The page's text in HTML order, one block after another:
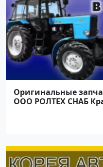
Оригинальные
ООО РОЛТЕХ СНАБ